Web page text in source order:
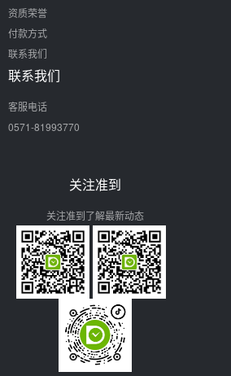
资质荣誉
付款方式
联系我们
联系我们
客服电话
0571-81993770
关注准到
关注准到了解最新动态